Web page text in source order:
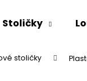
Stoličky
stoličky